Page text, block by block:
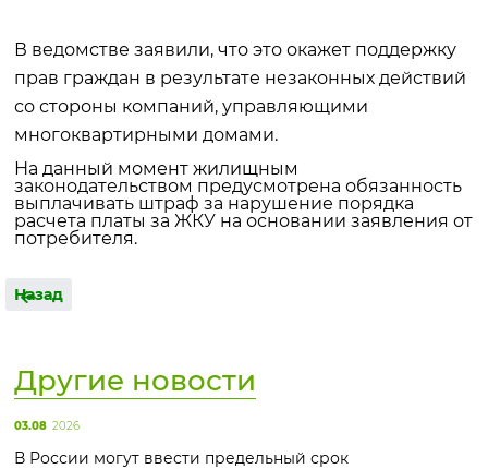
В ведомстве заявили, что это окажет поддержку
прав граждан в результате незаконных действий
со стороны компаний, управляющими
многоквартирными домами.
На данный момент жилищным
законодательством предусмотрена обязанность
выплачивать штраф за нарушение порядка
расчета платы за ЖКУ на основании заявления от
потребителя.
Назад
Другие новости
03.08 2026
В России могут ввести предельный срок